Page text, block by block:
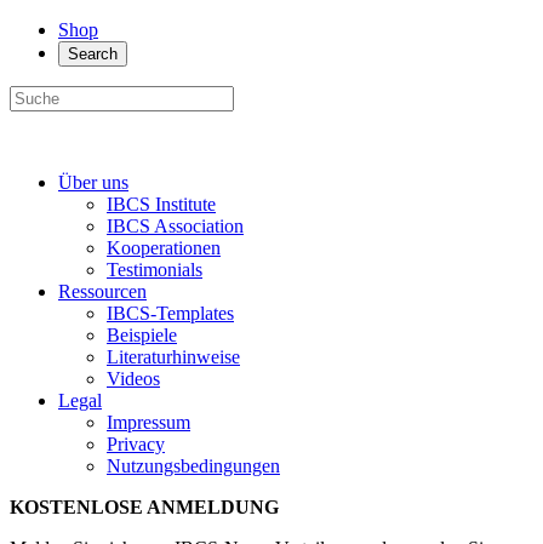
Shop
Search
Über uns
IBCS Institute
IBCS Association
Kooperationen
Testimonials
Ressourcen
IBCS-Templates
Beispiele
Literaturhinweise
Videos
Legal
Impressum
Privacy
Nutzungsbedingungen
KOSTENLOSE ANMELDUNG